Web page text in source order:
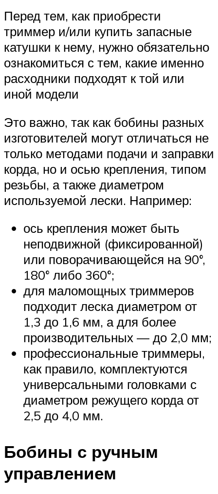
Перед тем, как приобрести
триммер и/или купить запасные
катушки к нему, нужно обязательно
ознакомиться с тем, какие именно
расходники подходят к той или
иной модели
Это важно, так как бобины разных
изготовителей могут отличаться не
только методами подачи и заправки
корда, но и осью крепления, типом
резьбы, а также диаметром
используемой лески. Например:
ось крепления может быть
неподвижной (фиксированной)
или поворачивающейся на 90°,
180° либо 360°;
для маломощных триммеров
подходит леска диаметром от
1,3 до 1,6 мм, а для более
производительных — до 2,0 мм;
профессиональные триммеры,
как правило, комплектуются
универсальными головками с
диаметром режущего корда от
2,5 до 4,0 мм.
Бобины с ручным
управлением